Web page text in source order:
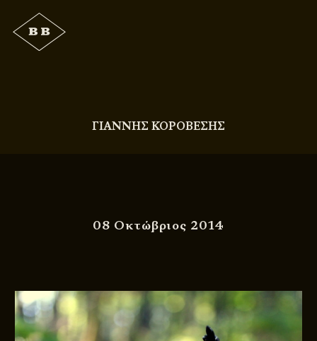
ΓΙΑΝΝΗΣ ΚΟΡΟΒΕΣΗΣ
08 Οκτώβριος 2014